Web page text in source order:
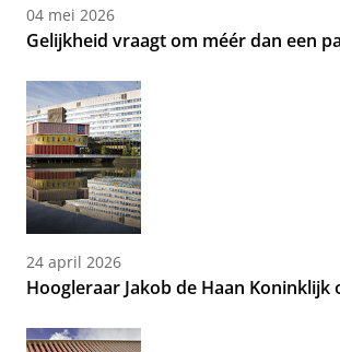
04 mei 2026
Gelijkheid vraagt om méér dan een
24 april 2026
Hoogleraar Jakob de Haan Koninklijk